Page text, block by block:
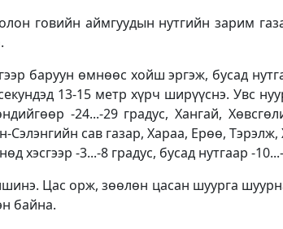
говийн аймгуудын нутгийн зарим
баруун өмнөөс хойш эргэж, бусад
13-15 метр хүрч ширүүснэ. Увс
-24...-29 градус, Хангай,
Сэлэнгийн сав газар, Хараа, Ерөө,
хэсгээр -3...-8 градус, бусад нутгаар -
Цас орж, зөөлөн цасан шуурга
байна.